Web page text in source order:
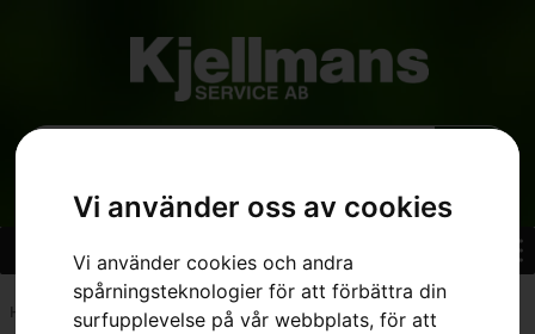
Vi använder oss av cookies
Vi använder cookies och andra
spårningsteknologier för att förbättra din
surfupplevelse på vår webbplats, för att
Hem 7391883002421